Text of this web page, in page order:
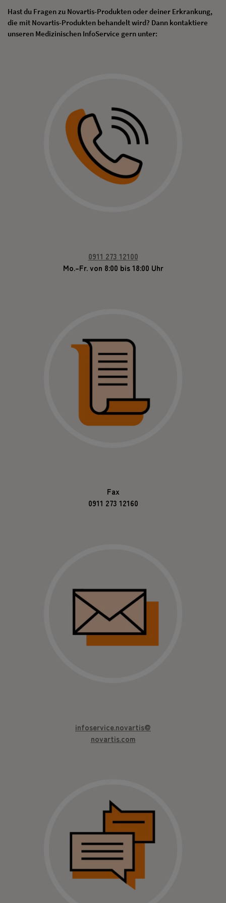
Hast du Fragen zu Novartis-Produkten oder deiner Erkrankung,
die mit Novartis-Produkten behandelt wird? Dann kontaktiere
unseren Medizinischen InfoService gern unter:
0911 273 12100
Mo.–Fr. von 8:00 bis 18:00 Uhr
Fax
0911 273 12160
infoservice.novartis@
novartis.com